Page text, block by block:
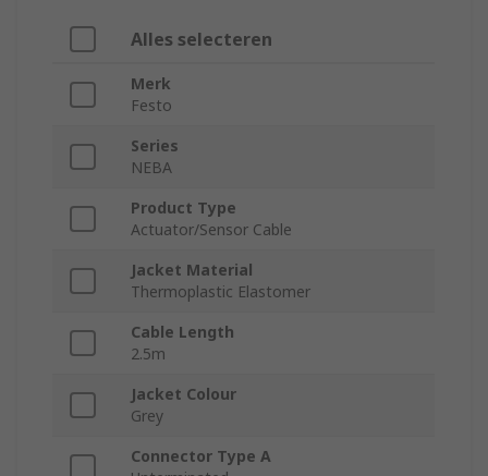
Alles selecteren
Merk
Festo
Series
NEBA
Product Type
Actuator/Sensor Cable
Jacket Material
Thermoplastic Elastomer
Cable Length
2.5m
Jacket Colour
Grey
Connector Type A